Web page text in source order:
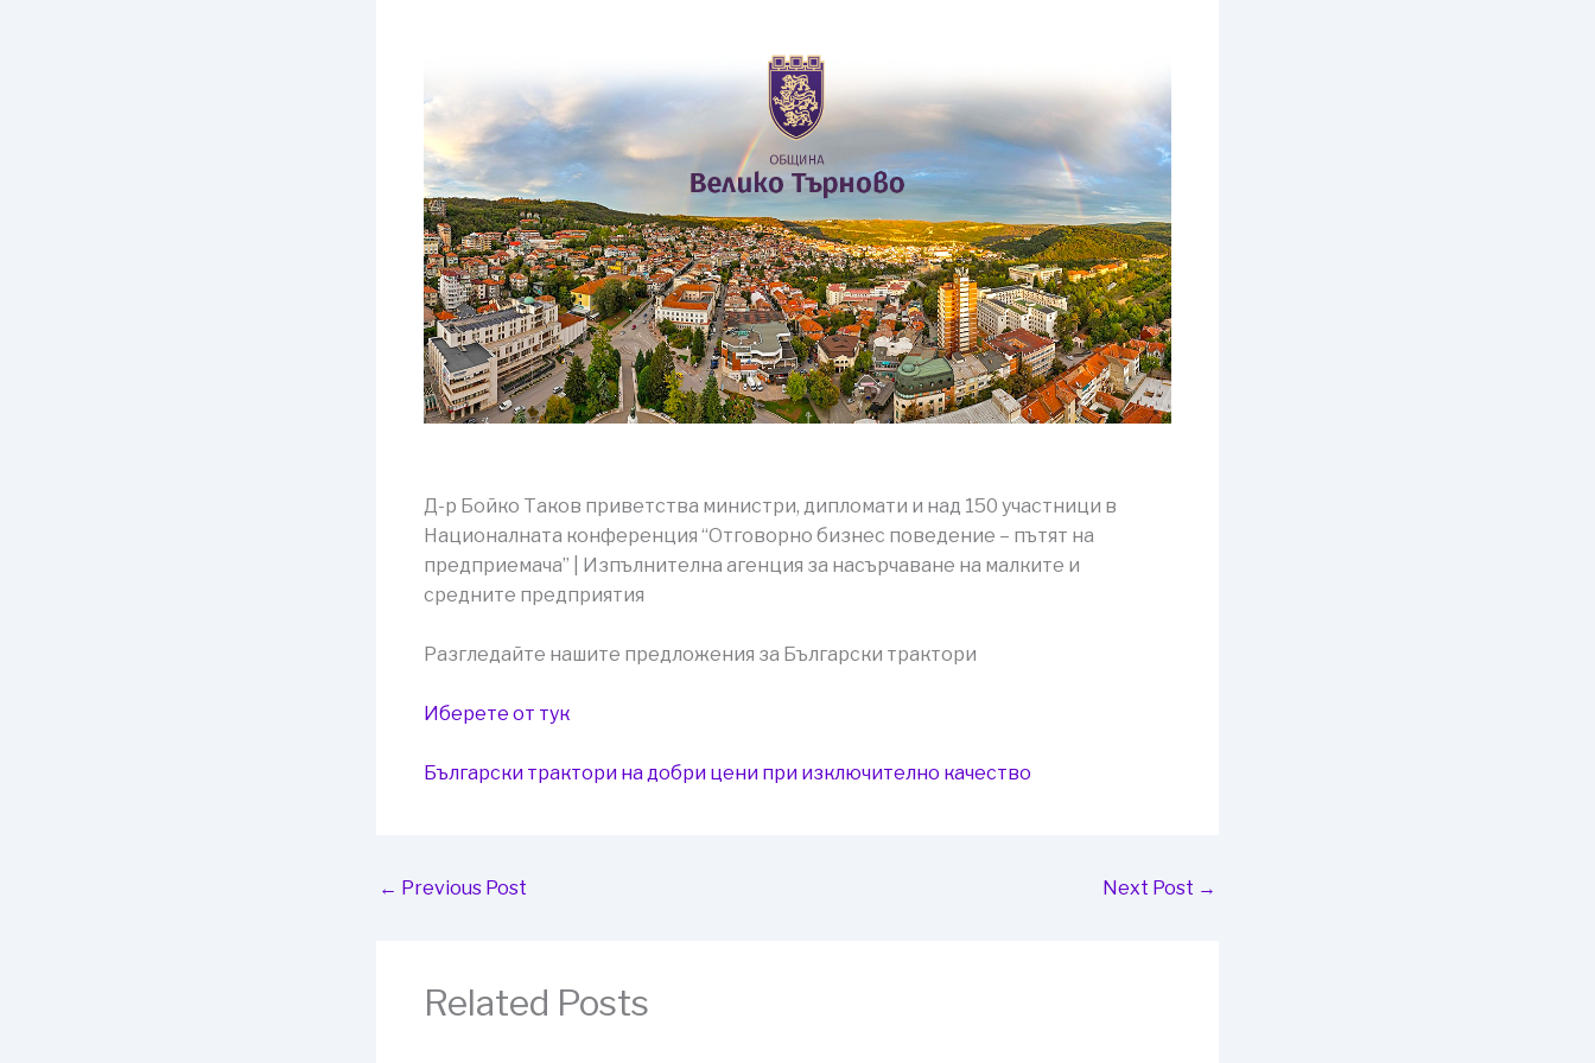
Д-р Бойко Таков приветства министри, дипломати и над 150 участници в
Националната конференция “Отговорно бизнес поведение – пътят на
предприемача” | Изпълнителна агенция за насърчаване на малките и
средните предприятия
Разгледайте нашите предложения за Български трактори
Иберете от тук
Български трактори на добри цени при изключително качество
← Previous Post Next Post →
Related Posts